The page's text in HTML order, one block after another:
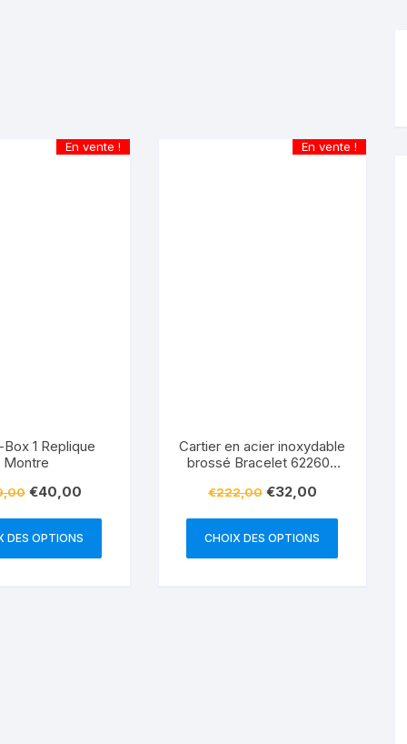
En vente !
1 Replique
Montre
€40,00
DES OPTIONS
En vente !
Cartier en acier inoxydable
brossé Bracelet 622605
€222,00 €32,00
CHOIX DES OPTIONS